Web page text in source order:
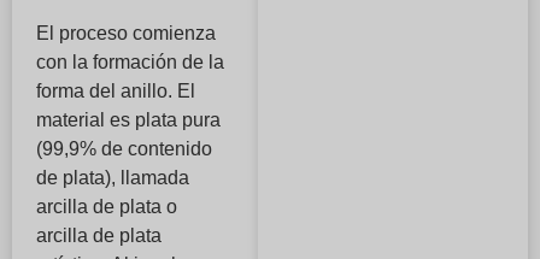
El proceso comienza
con la formación de la
forma del anillo. El
material es plata pura
(99,9% de contenido
de plata), llamada
arcilla de plata o
arcilla de plata